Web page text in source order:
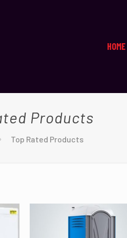
HOME
Products
Top Rated Products